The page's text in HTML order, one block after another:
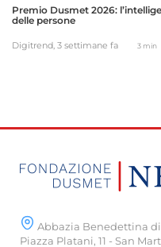
Premio Dusmet 2026:
delle persone
Digitrend, 3 settimane fa 3 min
Abbazia Benedettina
Piazza Platani, 11 - San